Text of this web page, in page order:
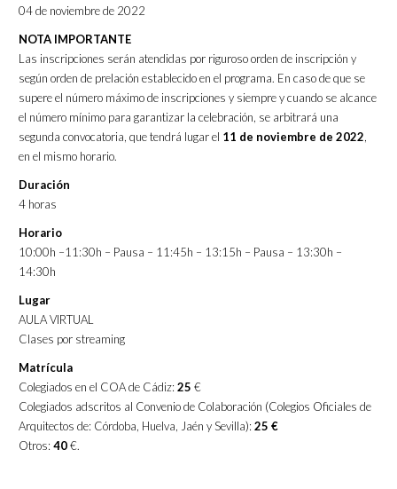
04 de noviembre de 2022
NOTA IMPORTANTE
Las inscripciones serán atendidas por riguroso orden de inscripción y
según orden de prelación establecido en el programa. En caso de que se
supere el número máximo de inscripciones y siempre y cuando se alcance
el número mínimo para garantizar la celebración, se arbitrará una
segunda convocatoria, que tendrá lugar el 11 de noviembre de 2022
en el mismo horario.
Duración
4 horas
Horario
10:00h –11:30h – Pausa – 11:45h – 13:15h – Pausa – 13:30h –
14:30h
Lugar
AULA VIRTUAL
Clases por streaming
Matrícula
Colegiados en el COA de Cádiz: 25 €
Colegiados adscritos al Convenio de Colaboración (Colegios Oficiales de
Arquitectos de: Córdoba, Huelva, Jaén y Sevilla): 25 €
Otros: 40€.